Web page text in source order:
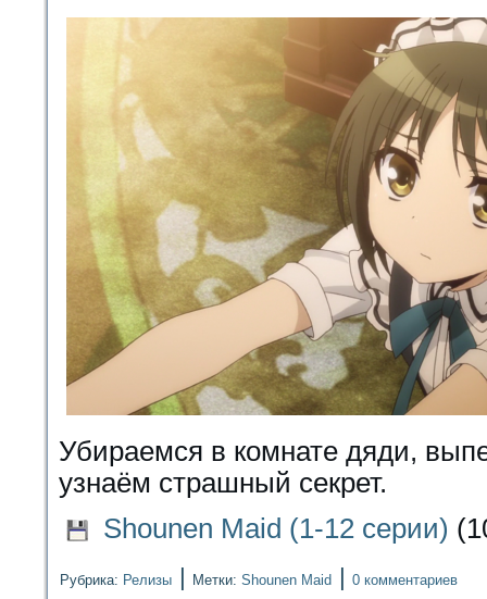
Убираемся в комнате дяди,
узнаём страшный секрет.
Shounen Maid (1-12 серии)
Рубрика: Релизы | Метки: Shounen Maid | 0 комментариев